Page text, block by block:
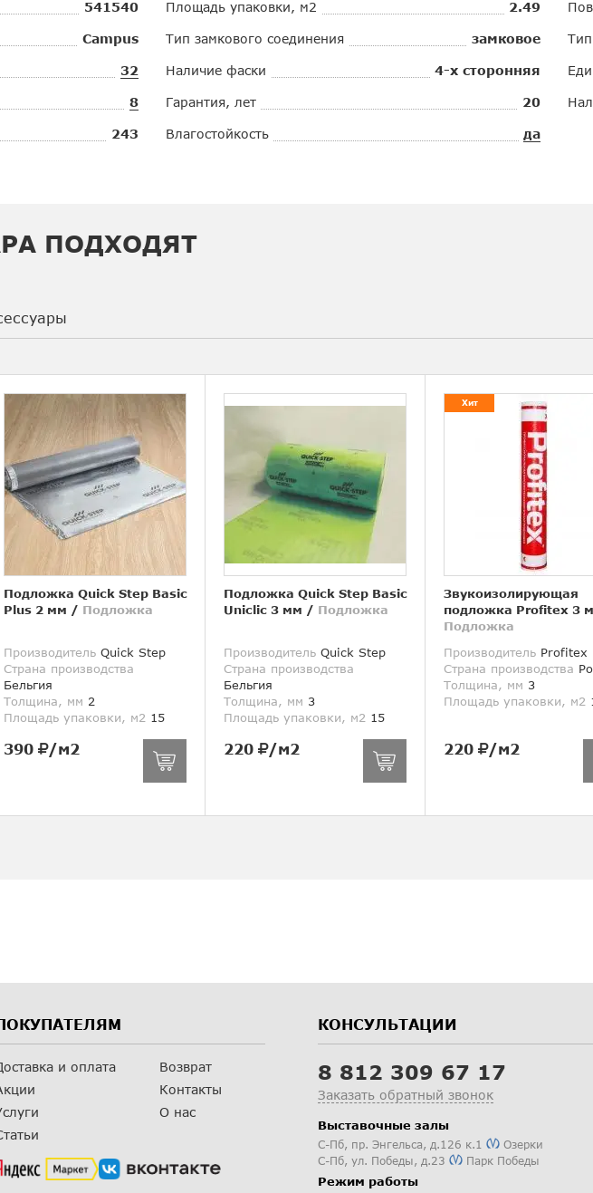
541540
Campus
32
8
243
Площадь упаковки, м2 2.49
Тип замкового соединения замковое
Наличие фаски 4-х сторонняя
Гарантия, лет 20
Влагостойкость да
ПОДХОДЯТ
Подложка Quick Step Basic
Plus 2 мм / Подложка
Производитель Quick Step
Страна производства
Бельгия
Толщина, мм 2
Площадь упаковки, м2 15
390 /м2
Подложка Quick Step Basic
Uniclic 3 мм / Подложка
Производитель Quick Step
Страна производства
Бельгия
Толщина, мм 3
Площадь упаковки, м2 15
220 /м2
Хит
Звукоизолирующая
подложка Profitex 3
Подложка
Производитель Profitex
Страна производства
Толщина, мм 3
Площадь упаковки, м2
220 /м2
и оплата
Возврат
Контакты
О нас
КОНСУЛЬТАЦИИ
8 812 309 67 17
Заказать обратный звонок
Выставочные залы
С-Пб, пр. Энгельса, д.126 к.1
Озерки
С-Пб, ул. Победы, д.23 Парк Победы
Режим работы